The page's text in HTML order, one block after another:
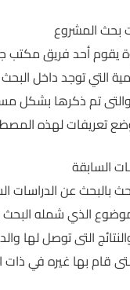
بحث المشروع
يقوم أحد فريق مكتب
التي توجد داخل
تم ذكرها بشكل
تعريفات لهذه
السابقة
بالبحث عن الدراسات
الذي شمله
التى توصل لها
قام بها غيره في